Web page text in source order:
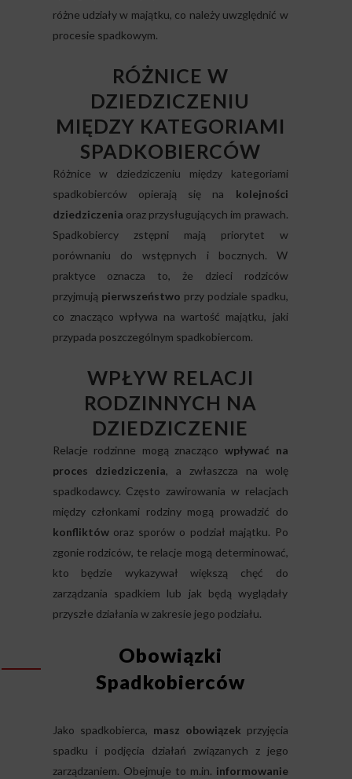
różne udziały w majątku, co należy uwzględnić w
procesie spadkowym.
RÓŻNICE W
DZIEDZICZENIU
MIĘDZY KATEGORIAMI
SPADKOBIERCÓW
Różnice w dziedziczeniu między kategoriami
spadkobierców opierają się na kolejności
dziedziczenia oraz przysługujących im prawach.
Spadkobiercy zstępni mają priorytet w
porównaniu do wstępnych i bocznych. W
praktyce oznacza to, że dzieci rodziców
przyjmują pierwszeństwo przy podziale spadku,
co znacząco wpływa na wartość majątku, jaki
przypada poszczególnym spadkobiercom.
WPŁYW RELACJI
RODZINNYCH NA
DZIEDZICZENIE
Relacje rodzinne mogą znacząco wpływać na
proces dziedziczenia, a zwłaszcza na wolę
spadkodawcy. Często zawirowania w relacjach
między członkami rodziny mogą prowadzić do
konfliktóworaz sporów o podział majątku. Po
zgonie rodziców, te relacje mogą determinować,
kto będzie wykazywał większą chęć do
zarządzania spadkiem lub jak będą wyglądały
przyszłe działania w zakresie jego podziału.
Obowiązki
Spadkobierców
Jako spadkobierca, masz obowiązek przyjęcia
spadku i podjęcia działań związanych z jego
zarządzaniem. Obejmuje to m.in. informowanie